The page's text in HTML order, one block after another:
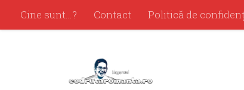
Cine sunt…? Contact Politică de